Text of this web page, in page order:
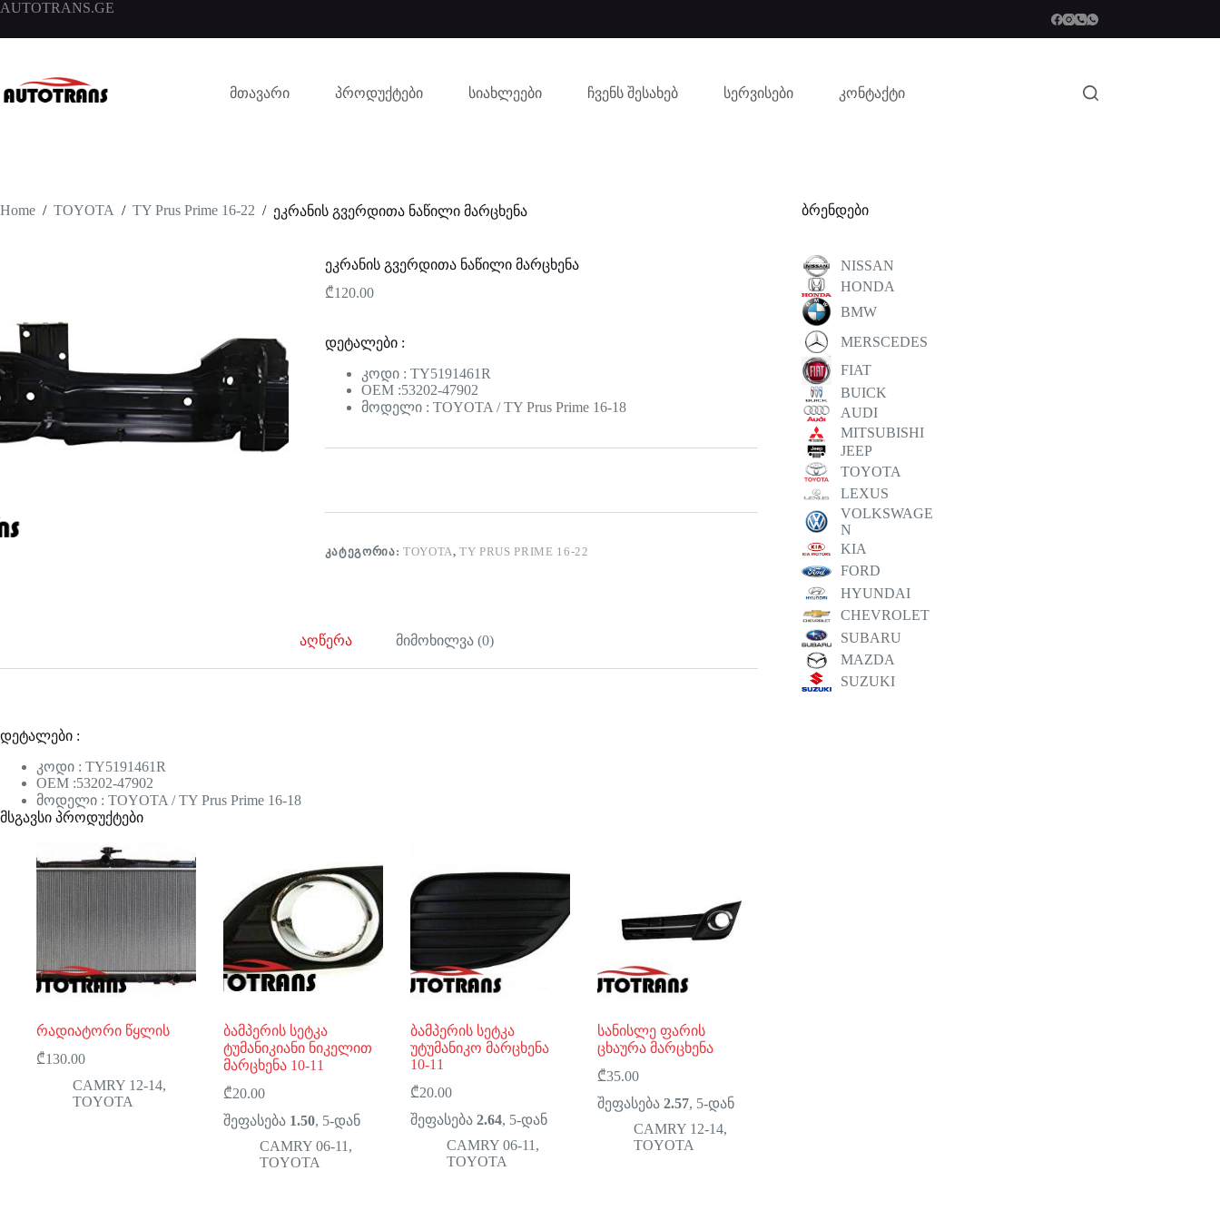
AUTOTRANS.GE
მთავარი პროდუქტები სიახლეები ჩვენს შესახებ სერვისები კონტაქტი
Home / TOYOTA / TY Prus Prime 16-22 / ეკრანის გვერდითა ნაწილი მარცხენა
ეკრანის გვერდითა ნაწილი მარცხენა
₾120.00
დეტალები :
კოდი : TY5191461R
OEM :53202-47902
მოდელი : TOYOTA / TY Prus Prime 16-18
ᲙᲐᲢᲔᲒᲝᲠᲘᲐ: TOYOTA,TY PRUS PRIME 16-22
აღწერა მიმოხილვა (0)
დეტალები :
კოდი : TY5191461R
OEM :53202-47902
მოდელი : TOYOTA / TY Prus Prime 16-18
მსგავსი პროდუქტები
რადიატორი წყლის
₾130.00
CAMRY 12-14,
TOYOTA
ბამპერის სეტკა
ტუმანიკიანი ნიკელით
მარცხენა 10-11
₾20.00
შეფასება 1.50, 5-დან
CAMRY 06-11 ,
TOYOTA
ბამპერის სეტკა
უტუმანიკო მარცხენა
10-11
₾20.00
შეფასება2.64, 5-დან
CAMRY 06-11 ,
TOYOTA
სანისლე ფარის
ცხაურა მარცხენა
₾35.00
შეფასება2.57, 5-დან
CAMRY 12-14,
TOYOTA
ბრენდები
NISSAN
HONDA
BMW
MERSCEDES
FIAT
BUICK
AUDI
MITSUBISHI
JEEP
TOYOTA
LEXUS
VOLKSWAGE
N
KIA
FORD
HYUNDAI
CHEVROLET
SUBARU
MAZDA
SUZUKI